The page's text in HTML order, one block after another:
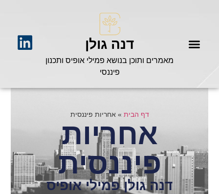
דנה גולן
מאמרים ותוכן בנושא פמילי אופיס ותכנון
פיננסי
דף הבית »אחריות פיננסית
אחריות
פיננסית
דנה גולן פמילי אופיס